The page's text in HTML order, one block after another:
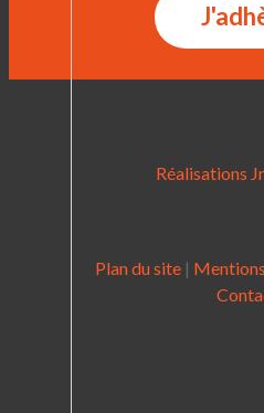
Réalisations
Plan du site |